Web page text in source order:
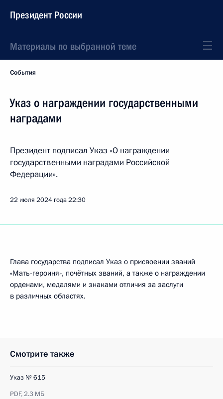
Президент России
Материалы по выбранной теме
События
Указ о награждении государственными
наградами
Президент подписал Указ «О награждении
государственными наградами Российской
Федерации».
22 июля 2024 года22:30
Глава государства подписал Указ о присвоении званий
«Мать-героиня», почётных званий, а также о награждении
орденами, медалями и знаками отличия за заслуги
в различных областях.
Смотрите также
Указ № 615
PDF,2.3 МБ